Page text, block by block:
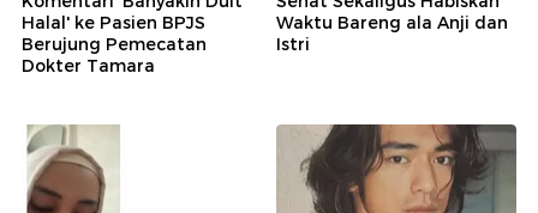
Halal' ke Pasien BPJS
Berujung Pemecatan
Dokter Tamara
Waktu Bareng ala Anji dan
Istri